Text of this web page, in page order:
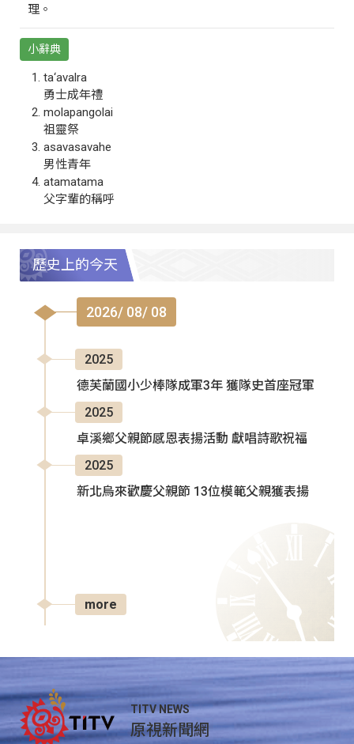
理。
小辭典
ta‘avalra
勇士成年禮
molapangolai
祖靈祭
asavasavahe
男性青年
atamatama
父字輩的稱呼
歷史上的今天
2026/ 08/ 08
2025
德芙蘭國小少棒隊成軍3年 獲隊史首座冠軍
2025
卓溪鄉父親節感恩表揚活動 獻唱詩歌祝福
2025
新北烏來歡慶父親節 13位模範父親獲表揚
more
TITV NEWS
原視新聞網